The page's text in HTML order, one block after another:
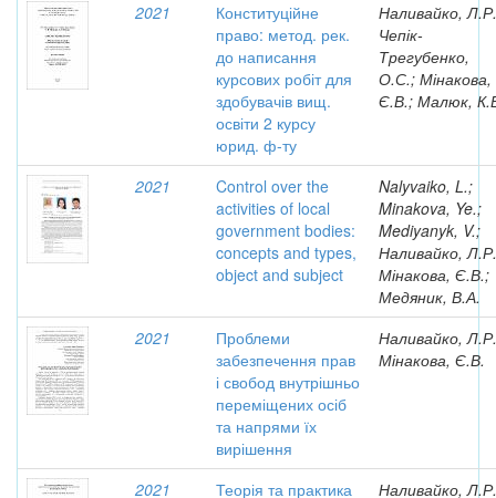
2021
Конституційне
право: метод. рек.
до написання
курсових робіт для
здобувачів вищ.
освіти 2 курсу
юрид. ф-ту
Наливайко,
Чепік-
Трегубенко,
О.С.; Мінакова,
Є.В.; Малюк,
2021
Control over the
activities of local
government bodies:
concepts and types,
object and subject
Nalyvaiko, L.;
Minakova, Ye.;
Mediyanyk, V.;
Наливайко,
Мінакова, Є.В.;
Медяник, В.А.
2021
Проблеми
забезпечення прав
і свобод внутрішньо
переміщених осіб
та напрями їх
вирішення
Наливайко,
Мінакова, Є.В.
2021 Теорія та практика Наливайко,